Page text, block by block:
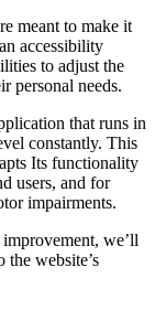
meant to make it
accessibility
to adjust the
personal needs.
that runs in
constantly. This
Its functionality
users, and for
impairments.
we’ll
the website’s